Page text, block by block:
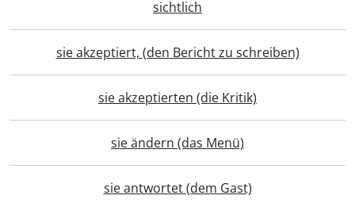
sichtlich
sie akzeptiert, (den Bericht zu schreiben)
sie akzeptierten (die Kritik)
sie ändern (das Menü)
sie antwortet (dem Gast)